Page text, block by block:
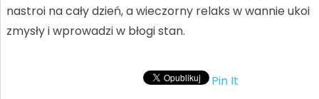
nastroi na cały dzień, a wieczorny relaks w wannie ukoi
zmysły i wprowadzi w błogi stan.
Pin It